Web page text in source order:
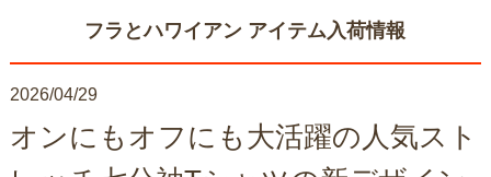
フラとハワイアン アイテム入荷情報
2026/04/29
オンにもオフにも大活躍の人気スト